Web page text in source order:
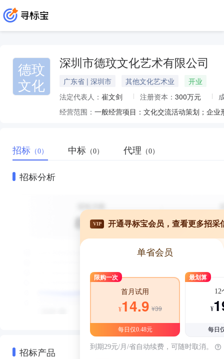
德玟
文化
深圳市德玟文化艺术有限公司
广东省 | 深圳市 其他文化艺术业
开业
法定代表人： 崔文剑 注册资本： 300万元
经营范围：
招标 （0） 中标 （0） 代理 （0）
招标分析
招标产品
VIP 开通寻标宝会员，查看更多招采
单省会员
限购一次
首月试用
¥14.9 ¥39
每日仅0.48元
最划算
12
¥
每日
到期29元/月/省自动续费，可随时取消。